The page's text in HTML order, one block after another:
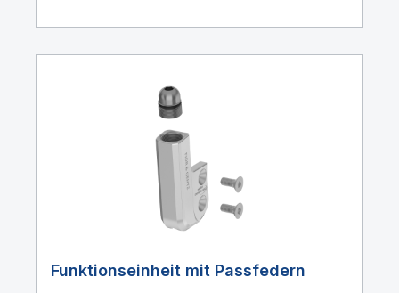
Funktionseinheit mit Passfedern